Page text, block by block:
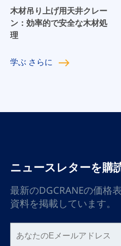
構成されています。また、
屋外用クレーンには、レー
ルクランプ、アンカー装
置、風速・風向計などが装
備されています。
木材吊り上げ用天井クレー
ン：効率的で安全な木材処
理
学ぶ さらに
ニュースレターを購
最新のDGCRANEの価格
資料を掲載しています。